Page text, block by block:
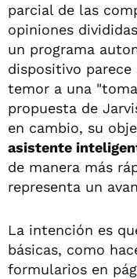
parcial de las
opiniones
un programa
dispositivo parece
temor a una
propuesta de
en cambio, su
asistente
de manera más
representa un
La intención es
básicas, como
formularios en